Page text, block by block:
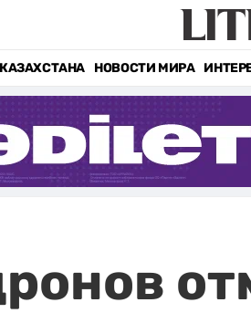
НОВОСТИ МИРА